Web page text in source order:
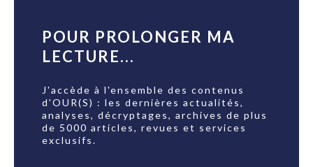
POUR PROLONGER MA
LECTURE...
J'accède à l'ensemble des contenus
d'OUR(S) : les dernières actualités,
analyses, décryptages, archives de plus
de 5000 articles, revues et services
exclusifs.